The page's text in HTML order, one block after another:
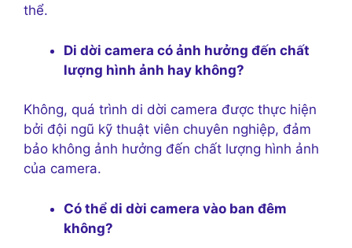
thể.
Di dời camera có ảnh hưởng đến chất
lượng hình ảnh hay không?
Không, quá trình di dời camera được thực hiện
bởi đội ngũ kỹ thuật viên chuyên nghiệp, đảm
bảo không ảnh hưởng đến chất lượng hình ảnh
của camera.
Có thể di dời camera vào ban đêm
không?